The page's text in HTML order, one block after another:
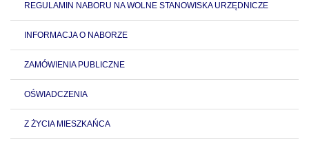
REGULAMIN NABORU NA WOLNE STANOWISKA URZĘDNICZE
INFORMACJA O NABORZE
ZAMÓWIENIA PUBLICZNE
OŚWIADCZENIA
Z ŻYCIA MIESZKAŃCA